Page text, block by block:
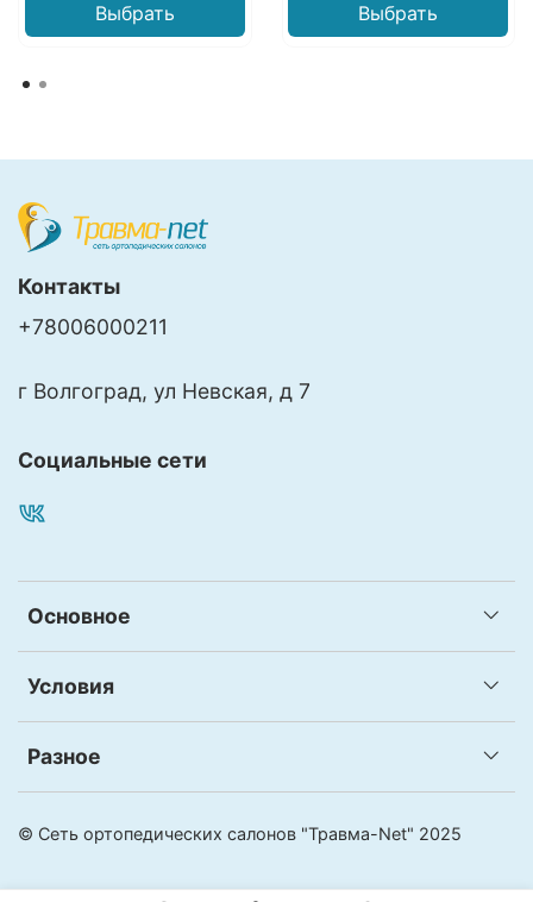
Выбрать Выбрать
Основное
Условия
Разное
Контакты
+78006000211
г Волгоград, ул Невская, д 7
Социальные сети
© Сеть ортопедических салонов "Травма-Net" 2025